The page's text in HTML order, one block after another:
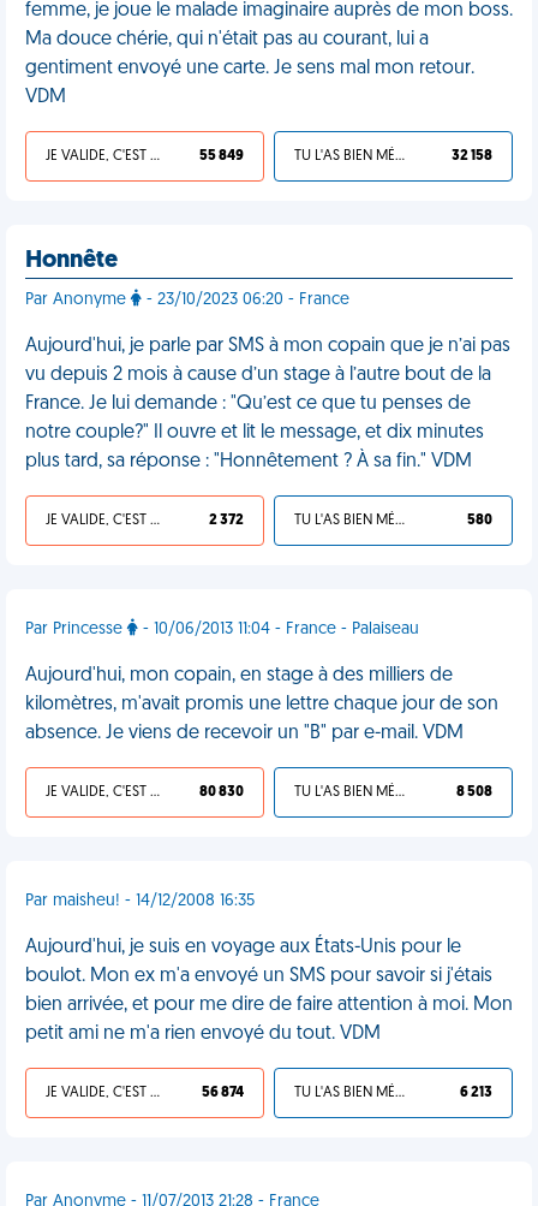
femme, je joue le malade imaginaire auprès de mon boss.
Ma douce chérie, qui n'était pas au courant, lui a
gentiment envoyé une carte. Je sens mal mon retour.
VDM
JE VALIDE, C'EST UNE VDM 55 849 TU L'AS BIEN MÉRITÉ 32 158
Honnête
Par Anonyme - 23/10/2023 06:20 - France
Aujourd'hui, je parle par SMS à mon copain que je n’ai pas
vu depuis 2 mois à cause d’un stage à l’autre bout de la
France. Je lui demande : "Qu’est ce que tu penses de
notre couple?" Il ouvre et lit le message, et dix minutes
plus tard, sa réponse : "Honnêtement ? À sa fin." VDM
JE VALIDE, C'EST UNE VDM 2 372 TU L'AS BIEN MÉRITÉ 580
Par Princesse - 10/06/2013 11:04 - France - Palaiseau
Aujourd'hui, mon copain, en stage à des milliers de
kilomètres, m'avait promis une lettre chaque jour de son
absence. Je viens de recevoir un "B" par e-mail. VDM
JE VALIDE, C'EST UNE VDM 80 830 TU L'AS BIEN MÉRITÉ 8 508
Par maisheu! - 14/12/2008 16:35
Aujourd'hui, je suis en voyage aux États-Unis pour le
boulot. Mon ex m'a envoyé un SMS pour savoir si j'étais
bien arrivée, et pour me dire de faire attention à moi. Mon
petit ami ne m'a rien envoyé du tout. VDM
JE VALIDE, C'EST UNE VDM 56 874 TU L'AS BIEN MÉRITÉ 6 213
Par Anonyme - 11/07/2013 21:28 - France